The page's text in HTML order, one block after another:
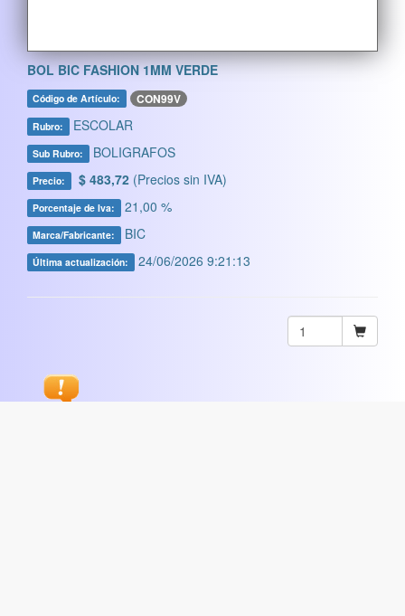
BOL BIC FASHION 1MM VERDE
Código de Artículo: CON99V
Rubro: ESCOLAR
Sub Rubro: BOLIGRAFOS
Precio: $ 483,72 (Precios sin IVA)
Porcentaje de Iva: 21,00 %
Marca/Fabricante: BIC
Última actualización: 24/06/2026 9:21:13